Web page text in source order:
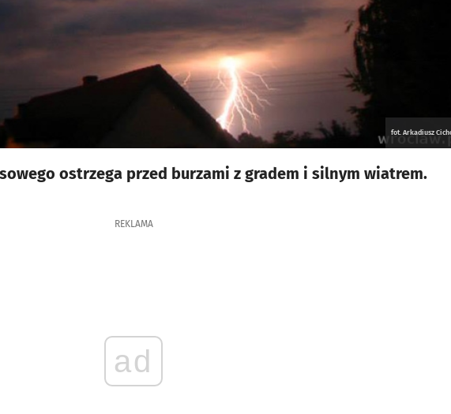
fot. Arkadiusz
ostrzega przed burzami z gradem i silnym wiatrem.
REKLAMA
ad